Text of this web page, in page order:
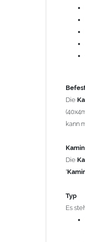
Es stehen
12
Die
Ab
Bei
=
Bitte
Die
kann
Die
"
Typ
Es